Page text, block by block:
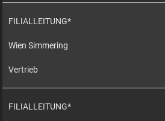
FILIALLEITUNG*
Wien Simmering
Vertrieb
FILIALLEITUNG*